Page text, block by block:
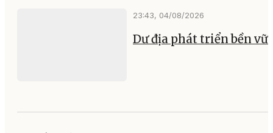
23:43, 04/08/2026
Dư địa phát triển bền